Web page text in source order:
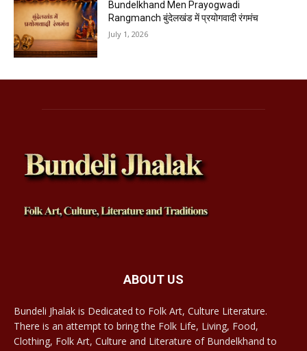
Bundelkhand Men Prayogwadi
Rangmanch बुंदेलखंड में प्रयोगवादी रंगमंच
July 1, 2026
ABOUT US
Bundeli Jhalak is Dedicated to Folk Art, Culture Literature.
There is an attempt to bring the Folk Life, Living, Food,
Clothing, Folk Art, Culture and Literature of Bundelkhand to